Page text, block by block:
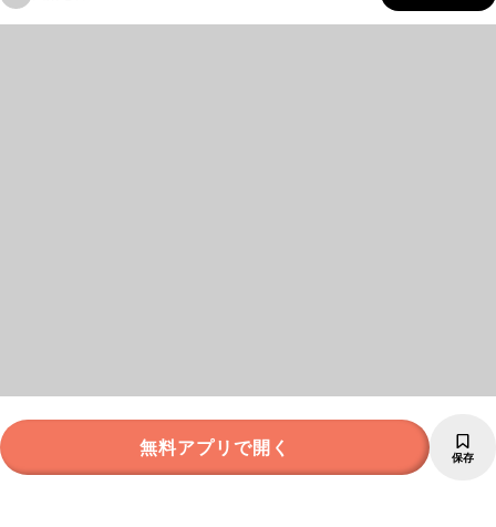
無料アプリで開く 保存